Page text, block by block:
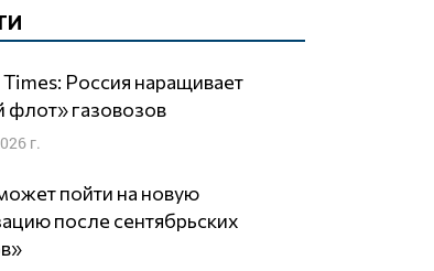
Россия наращивает
флот» газовозов
г.
пойти на новую
после сентябрьских